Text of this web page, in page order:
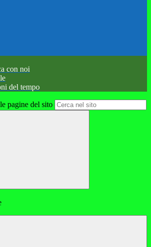
con noi
del tempo
pagine del sito